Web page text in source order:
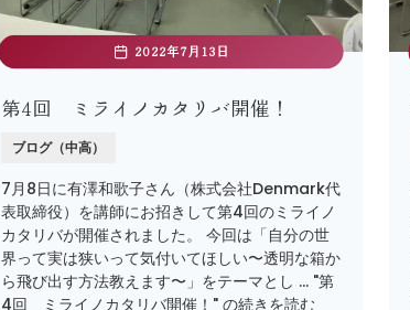
2022年7月13日
第4回 ミライノカタリバ開催！
ブログ（中高）
7月8日に有澤和歌子さん（株式会社Denmark代
表取締役）を講師にお招きして第4回のミライノ
カタリバが開催されました。 今回は「自分の世
界って実は狭いって気付いてほしい〜透明な箱か
ら飛び出す方法教えます〜」をテーマとし … "第
4回 ミライノカタリバ開催！" の続きを読む